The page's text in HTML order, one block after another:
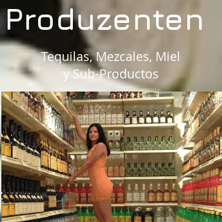
Produzenten
Tequilas, Mezcales, Miel
y Sub-Productos